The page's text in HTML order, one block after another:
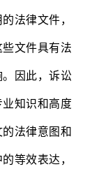
法律文件，
文件具有法
因此，诉讼
知识和高度
法律意图和
等效表达，